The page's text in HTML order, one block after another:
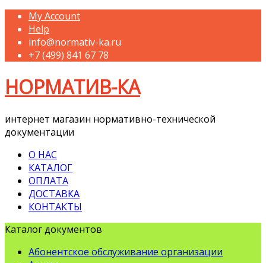
My Account
Help
info@normativ-ka.ru
+7 (499) 841 67 78
НОРМАТИВ-КА
интернет магазин нормативно-технической
документации
О НАС
КАТАЛОГ
ОПЛАТА
ДОСТАВКА
КОНТАКТЫ
Каталог документов
Абонентское обслуживание организации